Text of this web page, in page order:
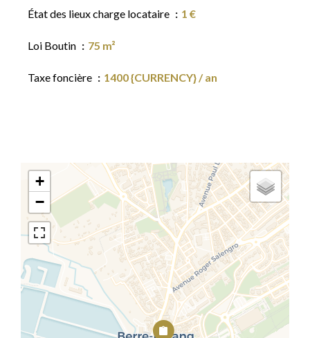
État des lieux charge locataire 1 €
Loi Boutin 75 m²
Taxe foncière 1400 {CURRENCY} / an
+
−